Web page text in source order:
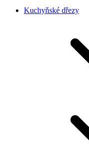
Kuchyňské dřezy